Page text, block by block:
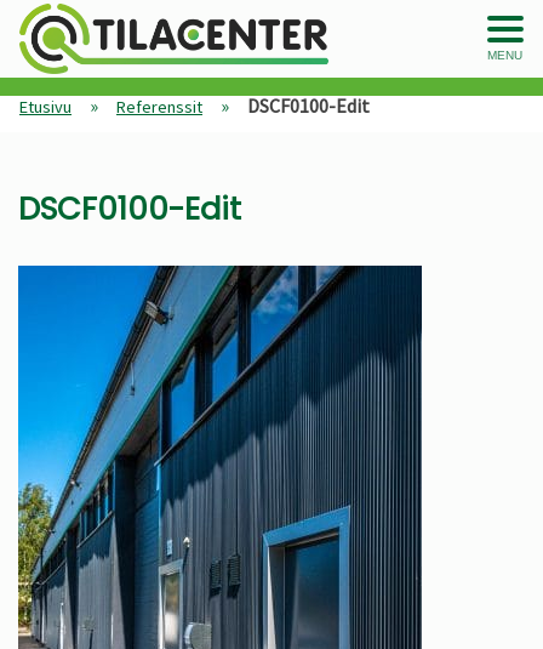
MENU
Etusivu » Referenssit » DSCF0100-Edit
DSCF0100-Edit